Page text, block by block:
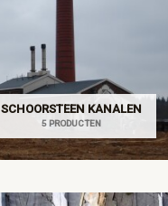
SCHOORSTEEN KANALEN
5 PRODUCTEN